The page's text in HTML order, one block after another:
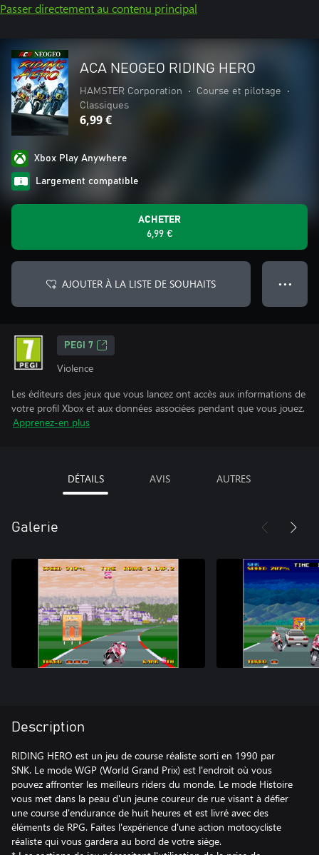
Passer directement au contenu principal
ACA NEOGEO RIDING HERO
HAMSTER Corporation • Course et pilotage
•
Classiques
6,99 €
Xbox Play Anywhere
Largement compatible
ACHETER
6,99 €
AJOUTER À LA LISTE DE SOUHAITS ● ● ●
PEGI 7
Violence
Les éditeurs des jeux que vous lancez ont accès aux informations de
votre profil Xbox et aux données associées pendant que vous jouez.
Apprenez-en plus
DÉTAILS AVIS AUTRES
Galerie
Description
RIDING HERO est un jeu de course réaliste sorti en 1990 par
SNK. Le mode WGP (World Grand Prix) est l'endroit où vous
pouvez affronter les meilleurs riders du monde. Le mode Histoire
vous met dans la peau d'un jeune coureur de rue visant à défier
une course d'endurance de huit heures et est livré avec des
éléments de RPG. Faites l'expérience d'une action motocycliste
réaliste qui vous gardera au bord de votre siège.